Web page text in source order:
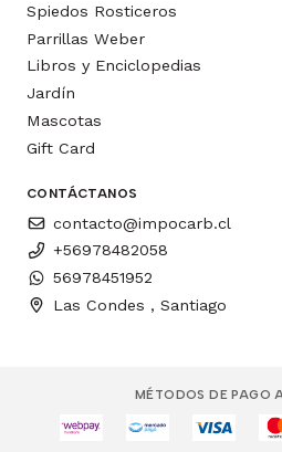
Spiedos Rosticeros
Parrillas Weber
Libros y Enciclopedias
Jardín
Mascotas
Gift Card
CONTÁCTANOS
contacto@impocarb.cl
+56978482058
56978451952
Las Condes , Santiago
MÉTODOS DE PAGO